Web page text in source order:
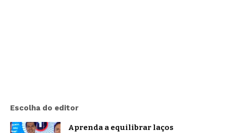
Escolha do editor
Aprenda a equilibrar laços